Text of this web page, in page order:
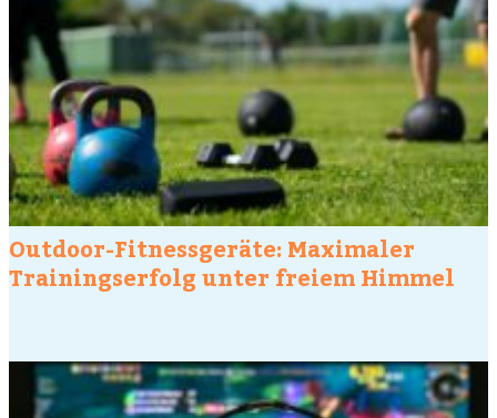
Outdoor-Fitnessgeräte: Maximaler
Trainingserfolg unter freiem Himmel